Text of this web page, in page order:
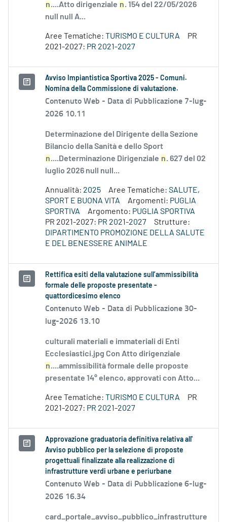
n....Atto dirigenziale n. 154 del 22/05/2026
null null A...
Aree Tematiche: TURISMO E CULTURA
PR
2021-2027: PR 2021-2027
Avviso Impiantistica Sportiva 2025 - Comuni.
Nomina della Commissione di valutazione.
Contenuto Web - Data di Pubblicazione 7-lug-
2026 10.11
Determinazione del Dirigente della Sezione
Bilancio della Sanità e dello Sport
n....Determinazione Dirigenziale n. 627 del 02
luglio 2026 null null...
Annualità: 2025 Aree Tematiche: SALUTE,
SPORT E BUONA VITA
Argomenti: PUGLIA
SPORTIVA
Argomento: PUGLIA SPORTIVA
PR 2021-2027: PR 2021-2027
Strutture:
DIPARTIMENTO PROMOZIONE DELLA SALUTE
E DEL BENESSERE ANIMALE
Rettifica esiti della valutazione sull’ammissibilità
formale delle proposte presentate -
quattordicesimo elenco
Contenuto Web - Data di Pubblicazione 30-
lug-2026 13.10
culturali materiali e immateriali di Enti
Ecclesiastici.jpg Con Atto dirigenziale
n....ammissibilità formale delle proposte
presentate 14° elenco, approvati con Atto...
Aree Tematiche: TURISMO E CULTURA
PR
2021-2027: PR 2021-2027
Approvazione graduatoria definitiva relativa all'
Avviso pubblico per la selezione di proposte
progettuali finalizzate alla realizzazione di
infrastrutture verdi urbane e periurbane
Contenuto Web - Data di Pubblicazione 6-lug-
2026 16.34
card_portale_avviso_pubblico_infrastrutture